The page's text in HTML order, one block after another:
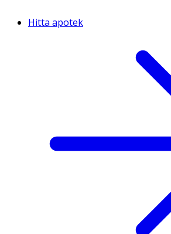
Hitta apotek